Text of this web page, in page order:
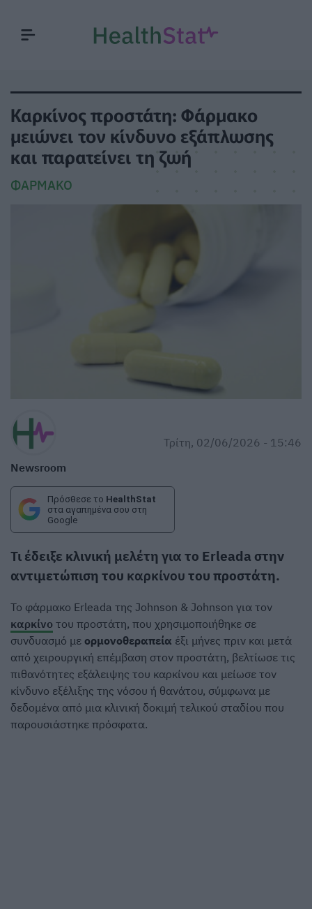
Καρκίνος προστάτη: Φάρμακο
μειώνει τον κίνδυνο εξάπλωσης
και παρατείνει τη ζωή
ΦΆΡΜΑΚΟ
Newsroom
Τρίτη, 02/06/2026 - 15:46
Πρόσθεσε το HealthStat
στα αγαπημένα σου στη
Google
Τι έδειξε κλινική μελέτη για το Erleada στην
αντιμετώπιση του καρκίνου του προστάτη.
Το φάρμακο Erleada της Johnson & Johnson για τον
καρκίνο του προστάτη, που χρησιμοποιήθηκε σε
συνδυασμό με ορμονοθεραπεία έξι μήνες πριν και μετά
από χειρουργική επέμβαση στον προστάτη, βελτίωσε τις
πιθανότητες εξάλειψης του καρκίνου και μείωσε τον
κίνδυνο εξέλιξης της νόσου ή θανάτου, σύμφωνα με
δεδομένα από μια κλινική δοκιμή τελικού σταδίου που
παρουσιάστηκε πρόσφατα.